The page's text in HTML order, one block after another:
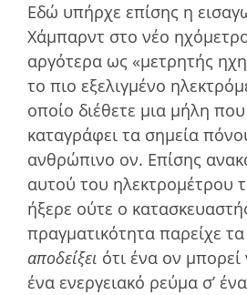
Εδώ υπήρχε επίσης η
Χάμπαρντ στο νέο
αργότερα ως «µετρητής
το πιο εξελιγµένο
οποίο διέθετε µια µήλη
καταγράφει τα σηµεία
ανθρώπινο ον. Επίσης
αυτού του ηλεκτροµέτρου
ήξερε ούτε ο
πραγµατικότητα παρείχε
αποδείξει ότι ένα ον
ένα ενεργειακό ρεύµα σ’ ένα